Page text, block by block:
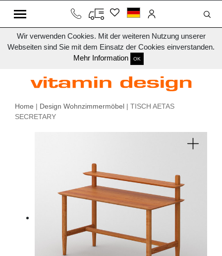
Wir verwenden Cookies. Mit der weiteren Nutzung unserer
Webseiten sind Sie mit dem Einsatz der Cookies einverstanden.
Mehr Information
OK
Home | Design Wohnzimmermöbel | TISCH AETAS
SECRETARY